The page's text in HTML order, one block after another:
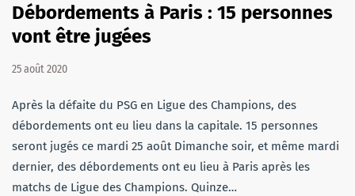
Débordements à Paris : 15 personnes
vont être jugées
25 août 2020
Après la défaite du PSG en Ligue des Champions, des
débordements ont eu lieu dans la capitale. 15 personnes
seront jugés ce mardi 25 août Dimanche soir, et même mardi
dernier, des débordements ont eu lieu à Paris après les
matchs de Ligue des Champions. Quinze…